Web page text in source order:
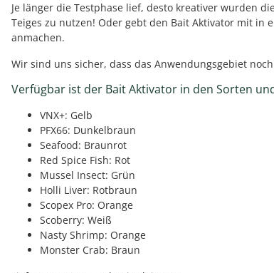
Je länger die Testphase lief, desto kreativer wurden
Teiges zu nutzen! Oder gebt den Bait Aktivator mit in
anmachen.
Wir sind uns sicher, dass das Anwendungsgebiet
Verfügbar ist der Bait Aktivator in den Sorten
VNX+: Gelb
PFX66: Dunkelbraun
Seafood: Braunrot
Red Spice Fish: Rot
Mussel Insect: Grün
Holli Liver: Rotbraun
Scopex Pro: Orange
Scoberry: Weiß
Nasty Shrimp: Orange
Monster Crab: Braun